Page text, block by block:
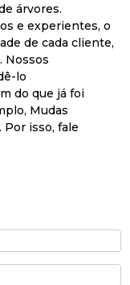
árvores.
e experientes, o
de cada cliente,
Nossos
lo
do que já foi
Mudas
Por isso, fale